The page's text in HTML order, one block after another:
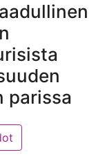
parissa